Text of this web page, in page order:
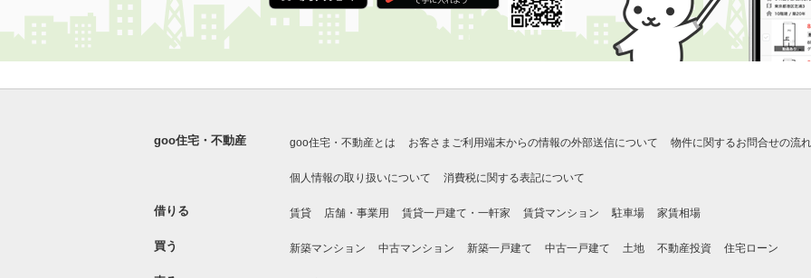
goo住宅・不動産 goo住宅・不動産とは お客さまご利用端末からの情報の外部送信について 物件に関するお問合せの流れ
個人情報の取り扱いについて 消費税に関する表記について
借りる 賃貸 店舗・事業用 賃貸一戸建て・一軒家 賃貸マンション 駐車場 家賃相場
買う 新築マンション 中古マンション 新築一戸建て 中古一戸建て 土地 不動産投資 住宅ローン